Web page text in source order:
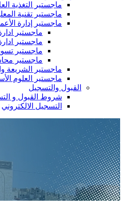
ماجستير التغذية
ماجستير تقنية
ماجستير إدارة
ماجستير
ماجستير
ماجستير
ماجستير
ماجستير الشريعة
ماجستير العلوم
القبول والتسجيل
شروط القبول و
التسجيل الالكتروني